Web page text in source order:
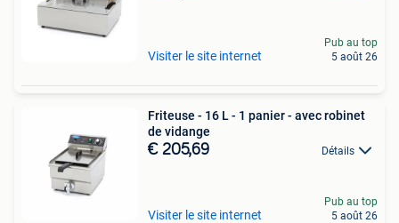
Visiter le site internet
Pub au top
5 août 26
Friteuse - 16 L - 1 panier - avec robinet
de vidange
€ 205,69 Détails
Visiter le site internet
Pub au top
5 août 26